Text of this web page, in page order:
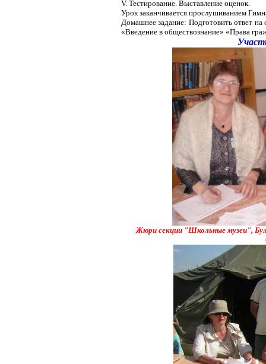
V. Тестирование. Выставление оценок.
Урок заканчивается прослушиванием
Домашнее задание: Подготовить ответ на
«Введение в обществознание» «Права
Жюри секции "Школьные музеи",